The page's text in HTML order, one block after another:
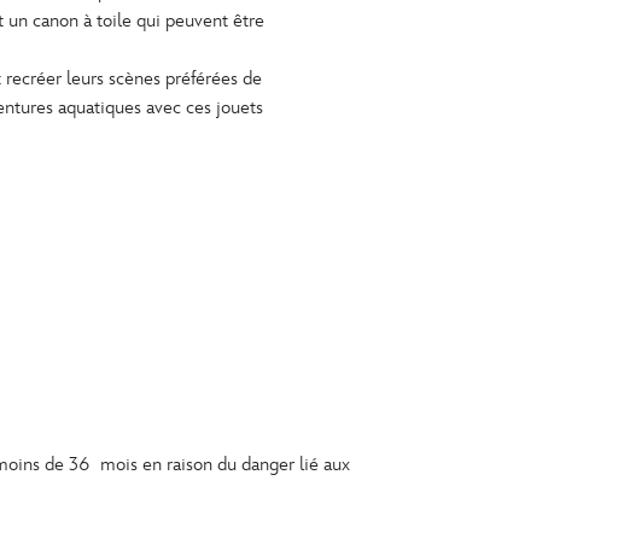
un canon à toile qui peuvent être
leurs scènes préférées de
aquatiques avec ces jouets
de 36 mois en raison du danger lié aux